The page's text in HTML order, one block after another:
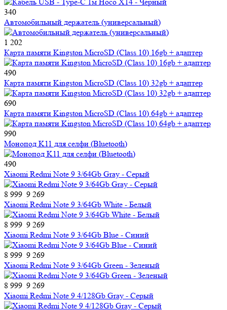
340
Автомобильный держатель (универсальный)
1 202
Карта памяти Kingston MicroSD (Class 10) 16gb + адаптер
490
Карта памяти Kingston MicroSD (Class 10) 32gb + адаптер
690
Карта памяти Kingston MicroSD (Class 10) 64gb + адаптер
990
Монопод K11 для селфи (Bluetooth)
490
Xiaomi Redmi Note 9 3/64Gb Gray - Серый
8 999 9 269
Xiaomi Redmi Note 9 3/64Gb White - Белый
8 999 9 269
Xiaomi Redmi Note 9 3/64Gb Blue - Синий
8 999 9 269
Xiaomi Redmi Note 9 3/64Gb Green - Зеленый
8 999 9 269
Xiaomi Redmi Note 9 4/128Gb Gray - Серый